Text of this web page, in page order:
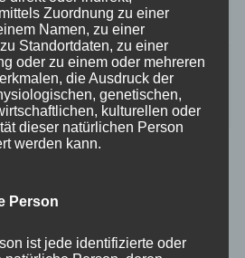
aller Art bei Ihrem Dachdecker
in der Nähe
Zuordnung zu einer
Namen, zu einer
Standortdaten, zu einer
oder zu einem oder mehreren
die Ausdruck der
genetischen,
kulturellen oder
dieser natürlichen Person
werden kann.
Person
ist jede identifizierte oder